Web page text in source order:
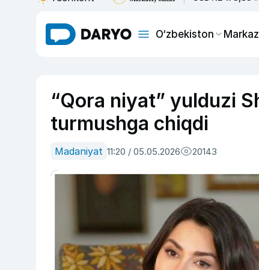
O‘zbekiston
“Qora niyat” yulduzi
turmushga chiqdi
Madaniyat 11:20 / 05.05.2026 20143